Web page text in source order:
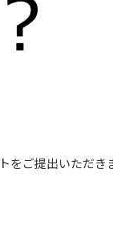
ご提出いただ